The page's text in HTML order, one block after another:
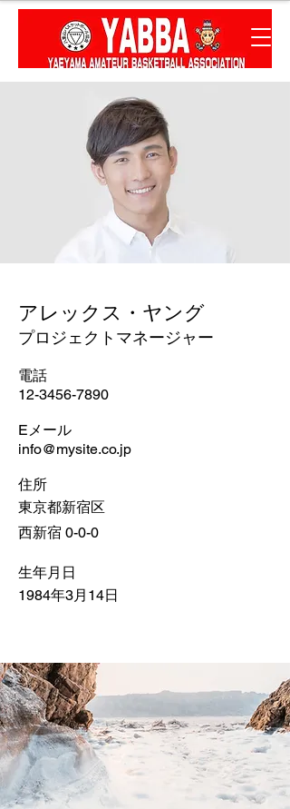
アレックス・ヤング
プロジェクトマネージャー
電話
12-3456-7890
Eメール
info@mysite.co.jp
住所
東京都新宿区
西新宿 0-0-0
生年月日
1984年3月14日